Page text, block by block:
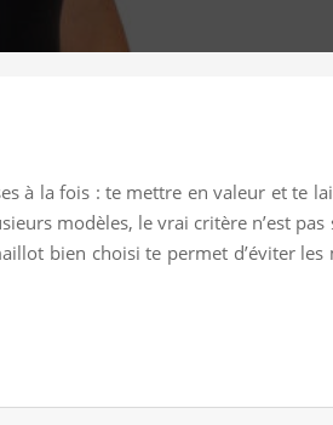
à la fois : te mettre en valeur et te
modèles, le vrai critère n’est pas
bien choisi te permet d’éviter